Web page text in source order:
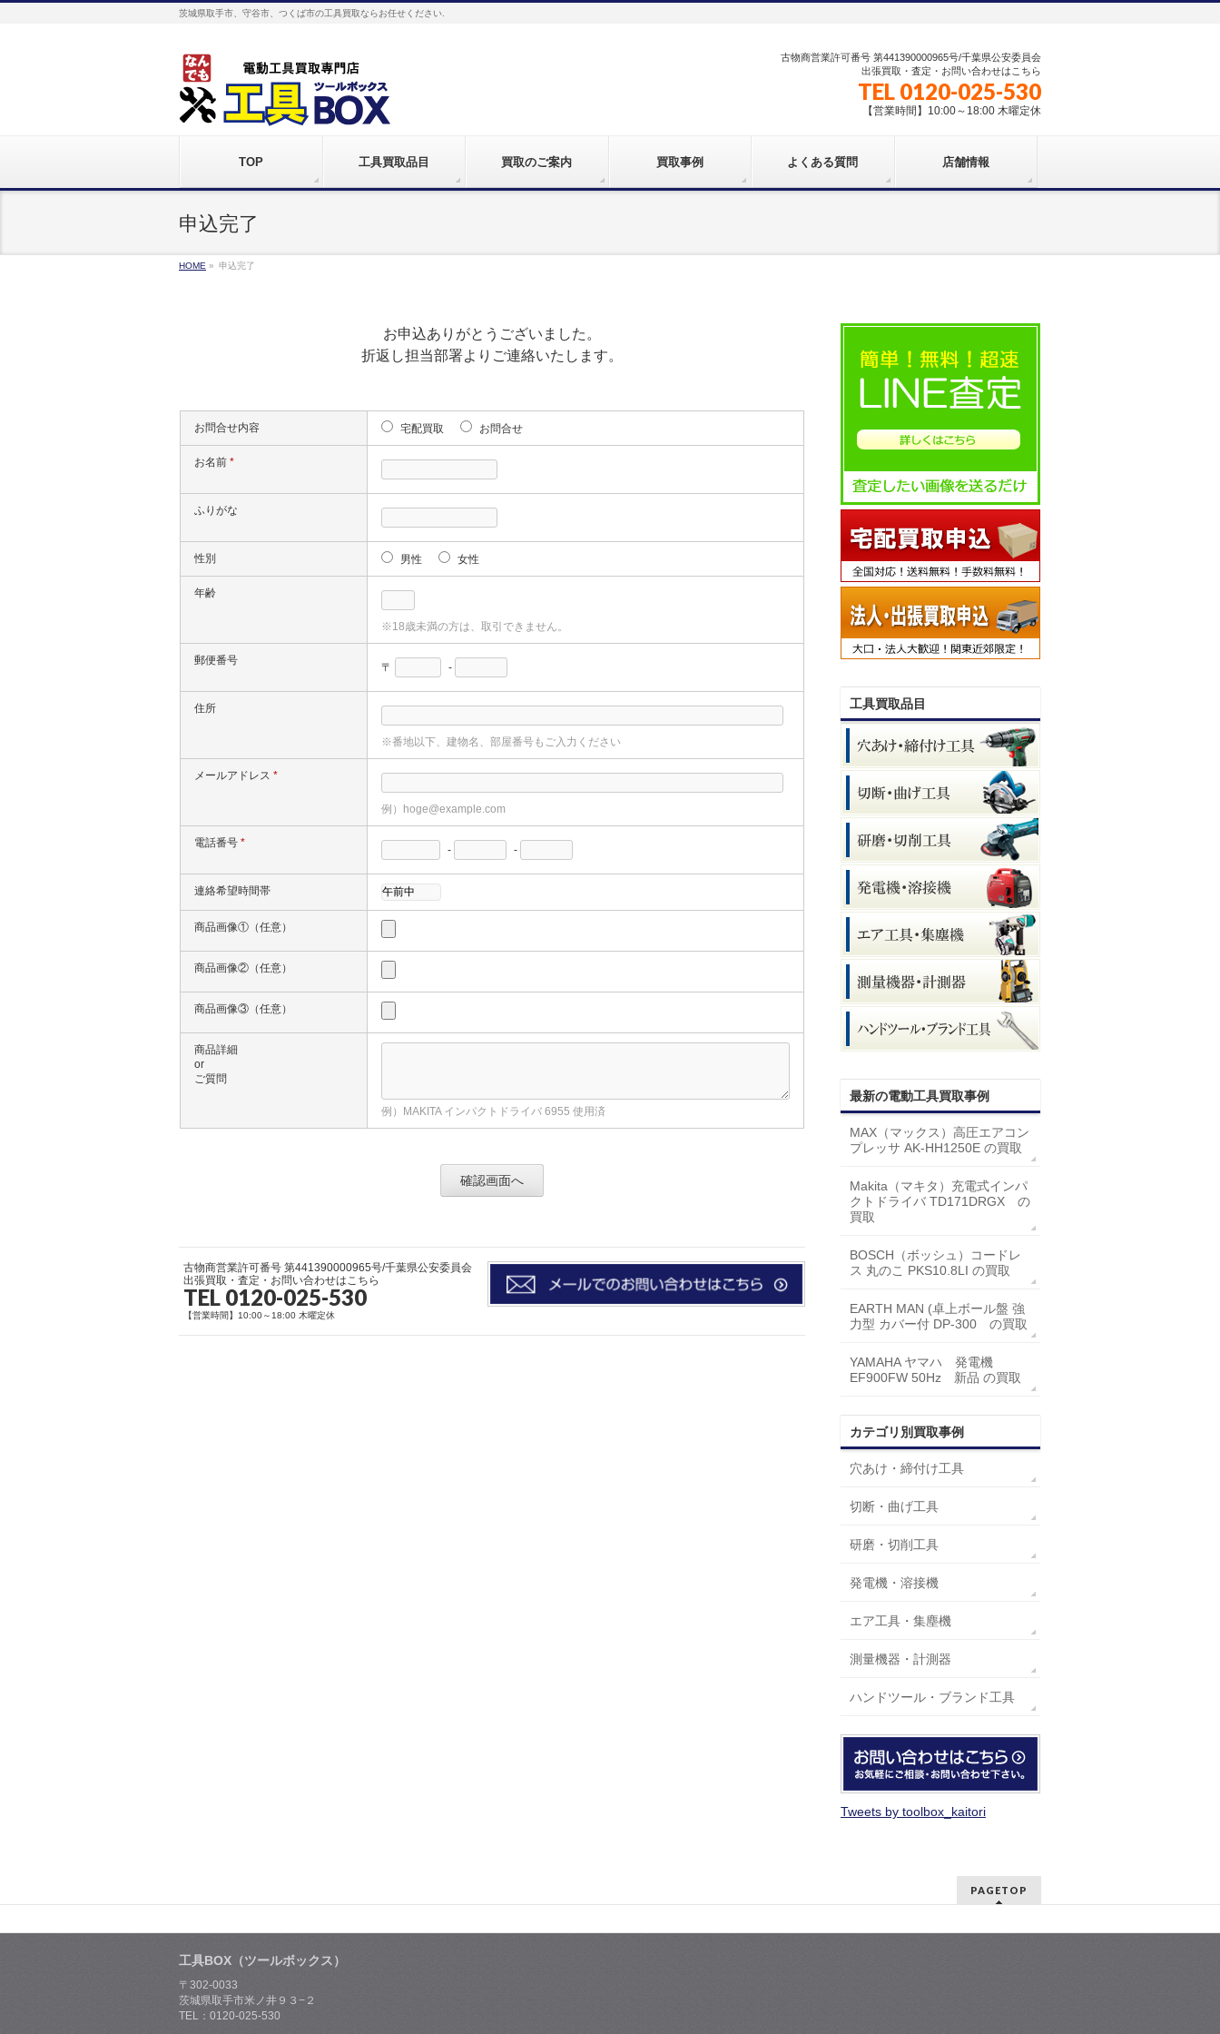
茨城県取手市、守谷市、つくば市の工具買取ならお任せください.
古物商営業許可番号 第441390000965号/千葉県公安委員会
出張買取・査定・お問い合わせはこちら
TEL 0120-025-530
【営業時間】10:00～18:00 木曜定休
TOP 工具買取品目 買取のご案内 買取事例 よくある質問 店舗情報
申込完了
HOME » 申込完了
お申込ありがとうございました。
折返し担当部署よりご連絡いたします。
お問合せ内容 宅配買取 お問合せ
お名前 *
ふりがな
性別 男性 女性
年齢
※18歳未満の方は、取引できません。
郵便番号
〒 -
住所
※番地以下、建物名、部屋番号もご入力ください
メールアドレス *
例）hoge@example.com
電話番号 *
- -
連絡希望時間帯
商品画像①（任意）
商品画像②（任意）
商品画像③（任意）
商品詳細
or
ご質問
例）MAKITA インパクトドライバ 6955 使用済
古物商営業許可番号 第441390000965号/千葉県公安委員会
出張買取・査定・お問い合わせはこちら
TEL 0120-025-530
【営業時間】10:00～18:00 木曜定休
工具買取品目
最新の電動工具買取事例
MAX（マックス）高圧エアコン
プレッサ AK-HH1250E の買取
Makita（マキタ）充電式インパ
クトドライバ TD171DRGX の
買取
BOSCH（ボッシュ）コードレ
ス 丸のこ PKS10.8LI の買取
EARTH MAN (卓上ボール盤 強
力型 カバー付 DP-300 の買取
YAMAHA ヤマハ 発電機
EF900FW 50Hz 新品 の買取
カテゴリ別買取事例
穴あけ・締付け工具
切断・曲げ工具
研磨・切削工具
発電機・溶接機
エア工具・集塵機
測量機器・計測器
ハンドツール・ブランド工具
Tweets by toolbox_kaitori
PAGETOP
工具BOX（ツールボックス）
〒302-0033
茨城県取手市米ノ井９３−２
TEL：0120-025-530